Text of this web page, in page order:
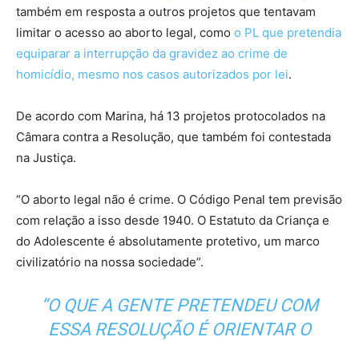
também em resposta a outros projetos que tentavam
limitar o acesso ao aborto legal, como o PL que pretendia
equiparar a interrupção da gravidez ao crime de
homicídio, mesmo nos casos autorizados por lei.
De acordo com Marina, há 13 projetos protocolados na
Câmara contra a Resolução, que também foi contestada
na Justiça.
“O aborto legal não é crime. O Código Penal tem previsão
com relação a isso desde 1940. O Estatuto da Criança e
do Adolescente é absolutamente protetivo, um marco
civilizatório na nossa sociedade”.
“O QUE A GENTE PRETENDEU COM
ESSA RESOLUÇÃO É ORIENTAR O